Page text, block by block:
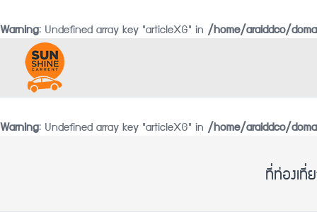
Warning: Undefined array key "articleXG" in /home/araiddco/
Warning: Undefined array key "articleXG" in /home/araiddco/
ที่ท่องเที่